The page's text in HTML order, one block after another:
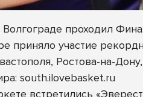
проходил
приняло участие
Ростова-на-
south.ilovebasket.ru
встретились